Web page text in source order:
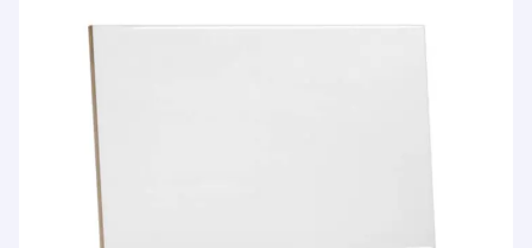
Hobby Artikelen
DTF Transfers